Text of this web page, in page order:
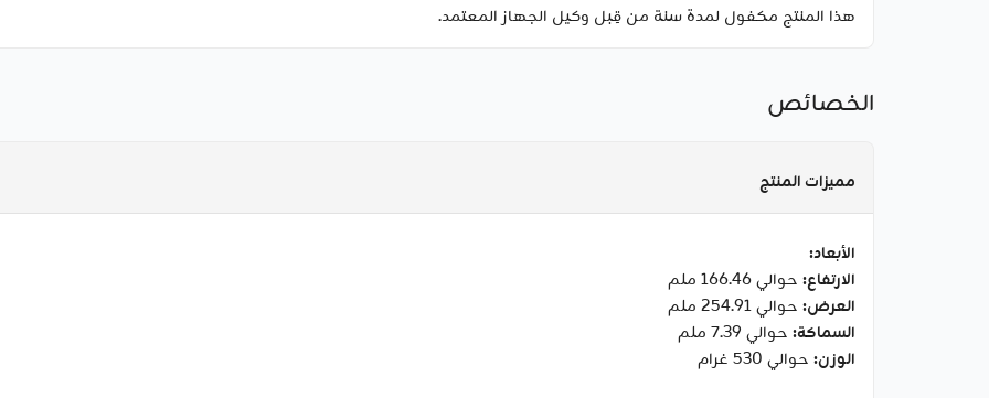
هذا المنتج مكفول لمدة سنة من قِبل وكيل الجهاز المعتمد.
الخصائص
مميزات المنتج
الأبعاد:
الارتفاع: حوالي 166.46 ملم
العرض: حوالي 254.91 ملم
السماكة: حوالي 7.39 ملم
الوزن: حوالي 530 غرام